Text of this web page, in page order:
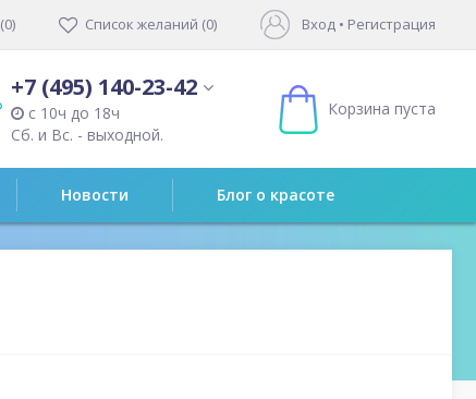
Список желаний (0) Вход • Регистрация
+7 (495) 140-23-42
с 10ч до 18ч
Сб. и Вс. - выходной.
Корзина пуста
Новости Блог о красоте